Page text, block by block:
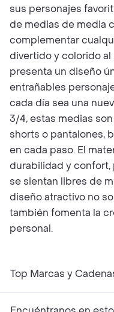
sus personajes
de medias de media
complementar
divertido y colorido al
presenta un diseño
entrañables
cada día sea una
3/4, estas medias
shorts o pantalones,
en cada paso. El
durabilidad y
se sientan libres de
diseño atractivo no
también fomenta la
personal.
Top Marcas y